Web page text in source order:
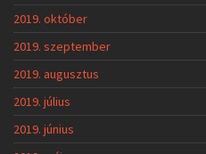
2019. október
2019. szeptember
2019. augusztus
2019. július
2019. június